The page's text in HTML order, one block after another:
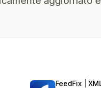
FeedFix |